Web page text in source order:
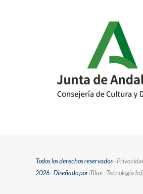
Todos los derechos reservados -
2026 - Diseñado poriBlue - Tecnología